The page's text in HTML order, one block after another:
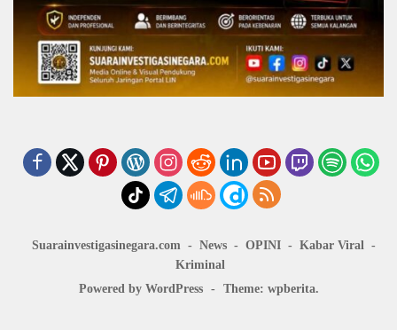
Suarainvestigasinegara.com News OPINI
Kabar Viral
Kriminal
Powered by WordPress
- Theme: wpberita.